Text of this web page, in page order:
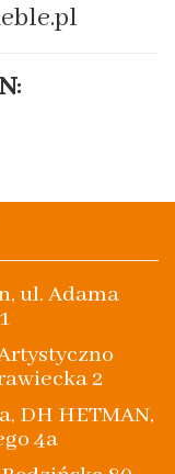
ul. Adama
2
DH HETMAN,
4a